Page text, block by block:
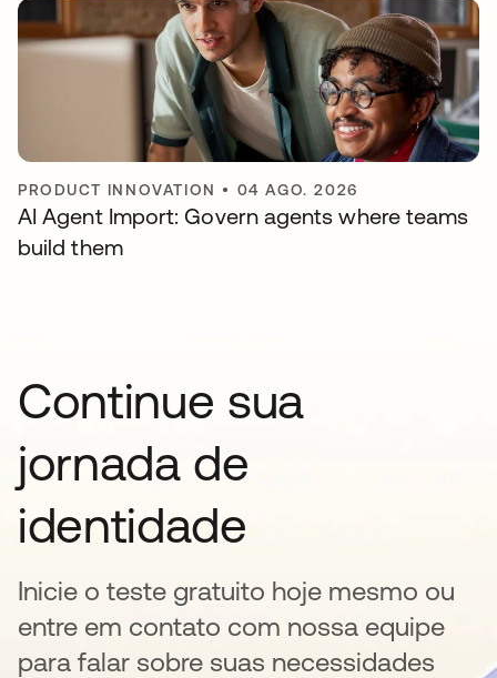
PRODUCT INNOVATION • 04 AGO. 2026
AI Agent Import: Govern agents where teams
build them
Continue sua
jornada de
identidade
Inicie o teste gratuito hoje mesmo ou
entre em contato com nossa equipe
para falar sobre suas necessidades